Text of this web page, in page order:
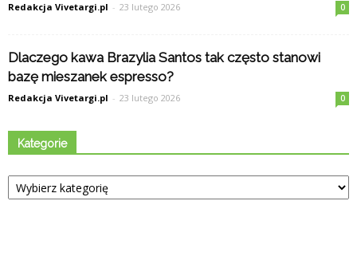
Redakcja Vivetargi.pl - 23 lutego 2026 0
Dlaczego kawa Brazylia Santos tak często stanowi
bazę mieszanek espresso?
Redakcja Vivetargi.pl - 23 lutego 2026 0
Kategorie
Kategorie